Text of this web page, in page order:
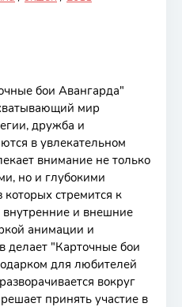
бои Авангарда"
мир
дружба и
в увлекательном
внимание не только
но и глубокими
стремится к
внутренние и внешние
анимации и
делает "Карточные бои
для любителей
вокруг
принять участие в